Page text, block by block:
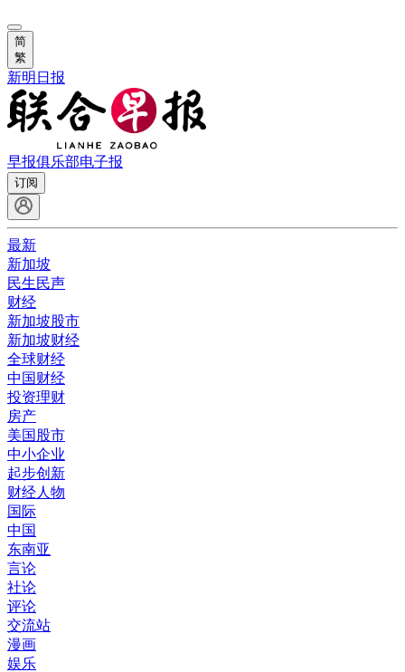
简
繁
新明日报
早报俱乐部电子报
订阅
最新
新加坡
民生民声
财经
新加坡股市
新加坡财经
全球财经
中国财经
投资理财
房产
美国股市
中小企业
起步创新
财经人物
国际
中国
东南亚
言论
社论
评论
交流站
漫画
娱乐